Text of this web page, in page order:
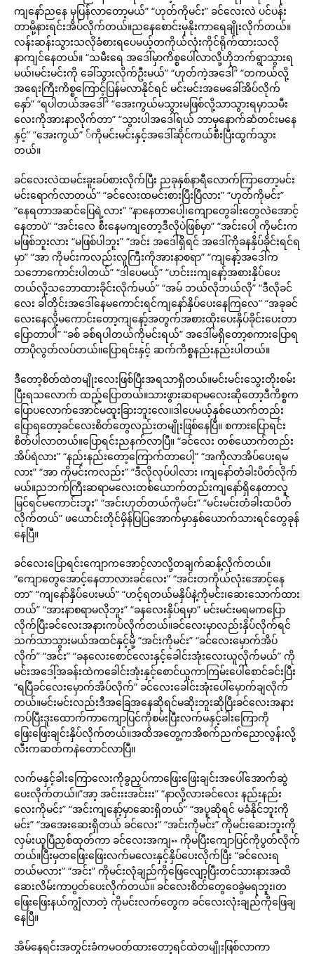
ကျနော်ညနေ မှပြန်လာတော့မယ်” “ဟုတ်ကိုမင်း” ခင်လေးလဲ ပင်ပန်း
တာမို့နားရင်းအိပ်လိုက်တယ်။ညနေစောင်းမှနိုးကာရေချိုးလိုက်တယ်။
လန်းဆန်းသွားသလိုခံစားရပေမယ့်တကိုယ်လုံးကိုင်ရိုက်ထားသလို
နာကျင်နေတယ်။ “သမီးရေ အဒေါ်မှာကိစ္စပေါ်လာလို့ဟိုဘက်ရွာသွားရ
မယ်၊မင်းမင်းကို ခေါ်သွားလိုက်ဦးမယ်” “ဟုတ်ကဲ့အဒေါ်” “တကယ်လို့
အရေးကြီးကိစ္စကြောင့်ပြန်မလာနိုင်ရင် မင်းမင်းအမေခေါ်အိပ်လိုက်
နှော်” “ရပါတယ်အဒေါ်” “အေးကွယ်မသွားမဖြစ်လို့သာသွားရမှာသမီး
လေးကိုအားနာလိုက်တာ” “သွားပါအဒေါ်ရယ် ဘာမှနောက်ဆံတင်းမနေ
နှင့်” ”အေးကွယ်” ်ကိုမင်းမင်းနှင့်အဒေါ်ဆိုင်ကယ်စီးပြီးထွက်သွား
တယ်။
ခင်လေးလဲထမင်းခူးခပ်စားလိုက်ပြီး ညခုနှစ်နာရီလောက်ကြာတော့မင်း
မင်းရောက်လာတယ်” “ခင်လေးထမင်းစားပြီးပြီလား” “ဟုတ်ကိုမင်း”
“နေရတာအဆင်ပြေရဲ့လား” “နာနေတာပေါ့၊ကျောတွေခါးတွေလဲအောင့်
နေတာပဲ” “အင်းလေ စီးနေမကျတော့ဒီလိုပဲဖြစ်မှာ” “အင်းပေါ့ ကိုမင်းက
မဖြစ်ဘူးလား “မဖြစ်ပါဘူး” “အင်း အဒေါ်ရှိရင် အဒေါ်ကိုခနနှိပ်ခိုင်းရင်ရ
မှာ” “အာ ကိုမင်းကလည်းလူကြီးကိုအားနာစရာ” “ကျနော့်အဒေါ်က
သဘောကောင်းပါတယ်” “ဒါပေမယ့်” “ဟင်းးးကျနော့်အစားနှိပ်ပေး
တယ်လို့သဘောထားခိုင်းလိုက်မယ်” “အမ် ဘယ်လိုဘယ်လို” “ဒီလိုခင်
လေး ခါတိုင်းအဒေါ်နေမကောင်းရင်ကျနော်နှိပ်ပေးနေကြလေ” “အခုခင်
လေးနေလို့မကောင်းတော့ကျနော့်အတွက်အစားထိုးပေးနှိပ်ခိုင်းပေးတာ
ပြောတာပါ” “ခစ် ခစ်ရပါတယ်ကိုမင်းရယ်” အဒေါ်မရှိတော့စကားပြောရ
တာပိုလွတ်လပ်တယ်။ပြောရင်းနှင့် ဆက်ကိစ္စနည်းနည်းပါတယ်။
ဒီတော့စိတ်ထဲတမျိုးလေးဖြစ်ပြီးအရသာရှိတယ်။မင်းမင်းသွေးတိုးစမ်း
ပြီးရသလောက် ထည့်ပြောတယ်။သားဖွားဆရာမလေးဆိုတော့ဒီကိစ္စက
ပြောပလောက်အောင်မထူးခြားဘူးလေ။ဒါပေမယ့်နှစ်ယောက်တည်း
ပြောရတော့ခင်လေးစိတ်တွေလည်းတမျိုးဖြစ်နေပြီ။ စကားပြောရင်း
စိတ်ပါလာတယ်။ပြောရင်းညနက်လာပြီ။ “ခင်လေး တစ်ယောက်တည်း
အိပ်ရဲလား” “နည်းနည်းတော့ကြောက်တာပေါ့” “အကိုလာအိပ်ပေးရမ
လား” “အာ ကိုမင်းကလည်း” “ဒီလိုလုပ်ပါလား ၊ကျနော်တံခါးပိတ်လိုက်
မယ်။ညဘက်ကြီးဆရာမလေးတစ်ယောက်တည်းကျနော်ရှိနေတာလူ
မြင်ရင်မကောင်းဘူး” “အင်းဟုတ်တယ်ကိုမင်း” “မင်းမင်းတံခါးထပိတ်
လိုက်တယ်” ဖယောင်းတိုင်မှိန်ပြပြအောက်မှာနှစ်ယောက်သားရင်တွေခုန်
နေပြီ။
ခင်လေးပြောရင်းကျောကအောင့်လာလို့တချက်ဆန့်လိုက်တယ်။
“ကျောတွေအောင့်နေတာလားခင်လေး” “အင်းတကိုယ်လုံးအောင့်နေ
တာ” “ကျနော်နှိပ်ပေးမယ်” “ဟင့်ရတယ်မနှိပ်နဲ့ကိုမင်း၊ဆေးသောက်ထား
တယ်” “အားနာစရာမလိုဘူး” “ခနလေးနှိပ်ရမှာ” မင်းမင်းမရမကပြော
လိုက်ပြီးခင်လေးအနားကပ်လိုက်တယ်။ခင်လေးမှာလည်းနှိပ်လိုက်ရင်
သက်သာသွားမယ်အထင်နှင့်မို့ “အင်းကိုမင်း” “ခင်လေးမှောက်အိပ်
လိုက်” “အင်း” “ခနလေးစောင်လေးနှင့်ခေါင်းအုံးလေးယူလိုက်မယ်” ကို
မင်းအဒေါ့်အခန်းထဲကခေါင်းအုံးနှင့်စောင်ယူကာကြမ်းပေါ်စောင်ခင်းပြီး
“ရပြီခင်လေးမှောက်အိပ်လိုက်” ခင်လေးခေါင်းအုံးပေါ်မှောက်ချလိုက်
တယ်။မင်းမင်းလည်းဒီအခြေအနေဆိုရင်မဆိုးဘူးဆိုပြီးခင်လေးအနား
ကပ်ပြီးဒူးထောက်ကာကျောပြင်ကိုစမ်းပြီးလက်မနှင့်ခါးကြောကို
ဖြေးဖြေးချင်းနှိပ်လိုက်တယ်။အထိအတွေ့ကအိစက်ညက်ညောလွန်းလို့
လီးကဆတ်ကနဲတောင်လာပြီ။
လက်မနှင့်ခါးကြောလေးကိုခွညှပ်ကာဖြေးဖြေးချင်းအပေါ်အောက်ဆွဲ
ပေးလိုက်တယ်။”အာ့ အင်းးးအင်းးး” “နာလို့လားခင်လေး နည်းနည်း
လေးကိုမင်း” “အင်းကျနော့်မှာဆေးရှိတယ်” “အပူဆိုရင် မခံနိုင်ဘူးကို
မင်း” “အအေးဆေးရှိတယ် ခင်လေး” “အင်းကိုမင်း” ကိုမင်းဆေးဘူးကို
လှမ်းယူပြီညှစ်ထုတ်ကာ ခင်လေးအကျႌ ကိုမပြီးကျောပြင်ကိုပွတ်လိုက်
တယ်။ပြီးမှတဖြေးဖြေးလက်မလေးနှင့်နှိပ်ပေးလိုက်ပြီး “ခင်လေးရ
တယ်မလား” “အင်း” ကိုမင်းလုံချည်ကိုဖြေလျော့ပြီးတင်သားနားအထိ
ဆေးလိမ်းကာပွတ်ပေးလိုက်တယ်။ ခင်လေးစိတ်တွေဝေခွဲမရဘူး၊တ
ဖြေးဖြေးနယ်ကျွံလာတဲ့ ကိုမင်းလက်တွေက ခင်လေးလုံးချည်ကိုဖြေချ
နေပြီ။
အိမ်နေရင်းအတွင်းခံကမဝတ်ထားတော့ရင်ထဲတမျိုးဖြစ်လာကာ